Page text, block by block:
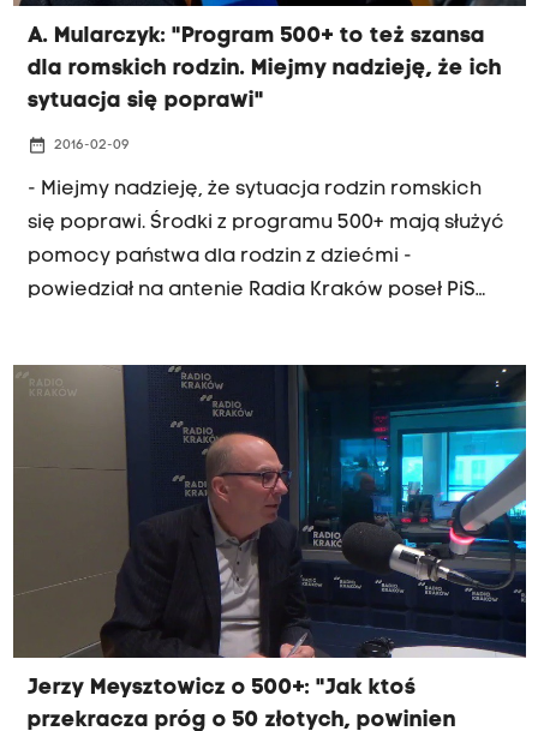
A. Mularczyk: "Program 500+ to też szansa
dla romskich rodzin. Miejmy nadzieję, że ich
sytuacja się poprawi"
date_range 2016-02-09
- Miejmy nadzieję, że sytuacja rodzin romskich
się poprawi. Środki z programu 500+ mają służyć
pomocy państwa dla rodzin z dziećmi -
powiedział na antenie Radia Kraków poseł PiS
niepotrzebną.
Jerzy Meysztowicz o 500+: "Jak ktoś
przekracza próg o 50 złotych, powinien